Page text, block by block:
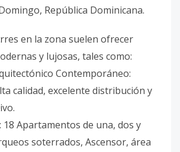
República Dominicana.
en la zona suelen ofrecer
y lujosas, tales como:
Contemporáneo:
calidad, excelente distribución y
18 Apartamentos de una, dos y
soterrados, Ascensor, área